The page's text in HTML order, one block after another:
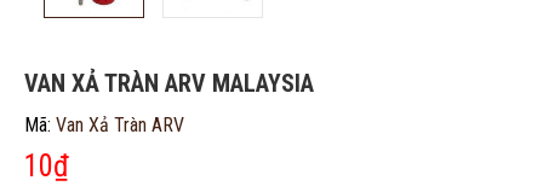
VAN XẢ TRÀN ARV MALAYSIA
Mã: Van Xả Tràn ARV
10₫